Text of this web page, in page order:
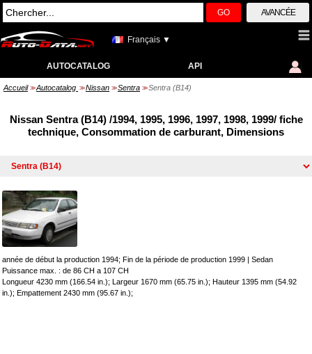
GO AVANCÉE
Français ▼
AUTOCATALOG API
Accueil >> Autocatalog >> Nissan >> Sentra >> Sentra (B14)
Nissan Sentra (B14) /1994, 1995, 1996, 1997, 1998, 1999/ fiche
technique, Consommation de carburant, Dimensions
année de début la production 1994; Fin de la période de production 1999 | Sedan
Puissance max. : de 86 CH a 107 CH
Longueur 4230 mm (166.54 in.); Largeur 1670 mm (65.75 in.); Hauteur 1395 mm (54.92
in.); Empattement 2430 mm (95.67 in.);